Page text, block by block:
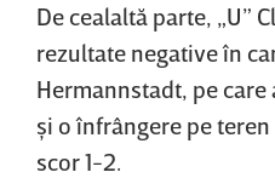
De cealaltă parte, „U”
rezultate negative în
Hermannstadt, pe
şi o înfrângere pe
scor 1-2.